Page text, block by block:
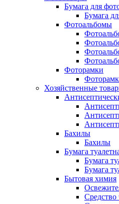
Бумага для
Бумага
Фотоальбомы
Фоторамки
Хозяйственные
Бахилы
Бахилы
Бумага
Бумага
Бумага
Бытовая химия
Средство